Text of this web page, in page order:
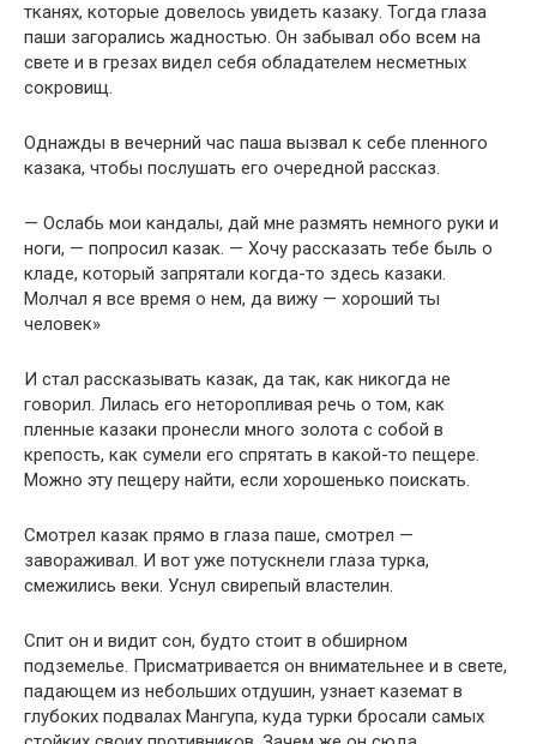
тканях, которые довелось увидеть казаку. Тогда глаза
паши загорались жадностью. Он забывал обо всем на
свете и в грезах видел себя обладателем несметных
сокровищ.
Однажды в вечерний час паша вызвал к себе пленного
казака, чтобы послушать его очередной рассказ.
— Ослабь мои кандалы, дай мне размять немного руки и
ноги, — попросил казак. — Хочу рассказать тебе быль о
кладе, который запрятали когда-то здесь казаки.
Молчал я все время о нем, да вижу — хороший ты
человек»
И стал рассказывать казак, да так, как никогда не
говорил. Лилась его неторопливая речь о том, как
пленные казаки пронесли много золота с собой в
крепость, как сумели его спрятать в какой-то пещере.
Можно эту пещеру найти, если хорошенько поискать.
Смотрел казак прямо в глаза паше, смотрел —
завораживал. И вот уже потускнели глаза турка,
смежились веки. Уснул свирепый властелин.
Спит он и видит сон, будто стоит в обширном
подземелье. Присматривается он внимательнее и в свете,
падающем из небольших отдушин, узнает каземат в
глубоких подвалах Мангупа, куда турки бросали самых